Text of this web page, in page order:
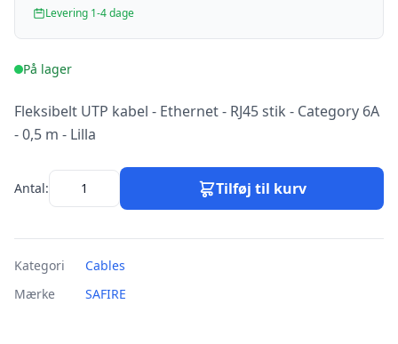
Levering 1-4 dage
På lager
Fleksibelt UTP kabel - Ethernet - RJ45 stik - Category 6A
- 0,5 m - Lilla
Antal: Tilføj til kurv
Kategori
Cables
Mærke
SAFIRE